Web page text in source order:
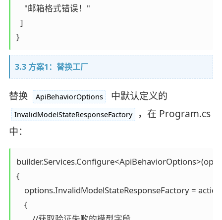
    "邮箱格式错误！"
  ]
}
3.3 方案1：替换工厂
替换 ApiBehaviorOptions 中默认定义的
InvalidModelStateResponseFactory
，在 Program.cs
中：
{
options.InvalidModelStateResponseFactory =
    {